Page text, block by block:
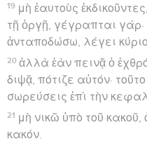
19 μὴ ἑαυτοὺς
τῇ ὀργῇ, γέγραπται γάρ·
ἀνταποδώσω, λέγει
20 ἀλλὰ ἐὰν πεινᾷ ὁ
διψᾷ, πότιζε αὐτόν·
σωρεύσεις ἐπὶ τὴν
21 μὴ νικῶ ὑπὸ τοῦ
κακόν.